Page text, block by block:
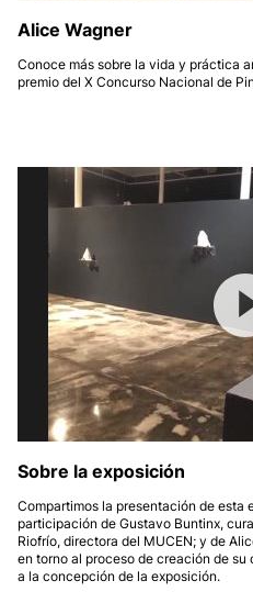
Alice Wagner
Conoce más sobre la vida y práctica
premio del X Concurso Nacional de
Sobre la exposición
Compartimos la presentación de esta
participación de Gustavo Buntinx,
Riofrío, directora del MUCEN; y de
en torno al proceso de creación de
a la concepción de la exposición.